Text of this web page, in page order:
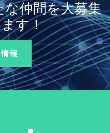
仲間を大募集
す！
報